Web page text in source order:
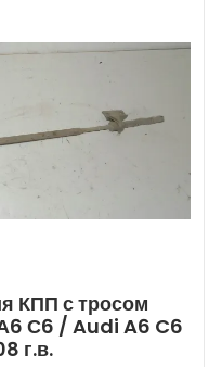
КПП с тросом
С6 / Audi A6 C6
г.в.